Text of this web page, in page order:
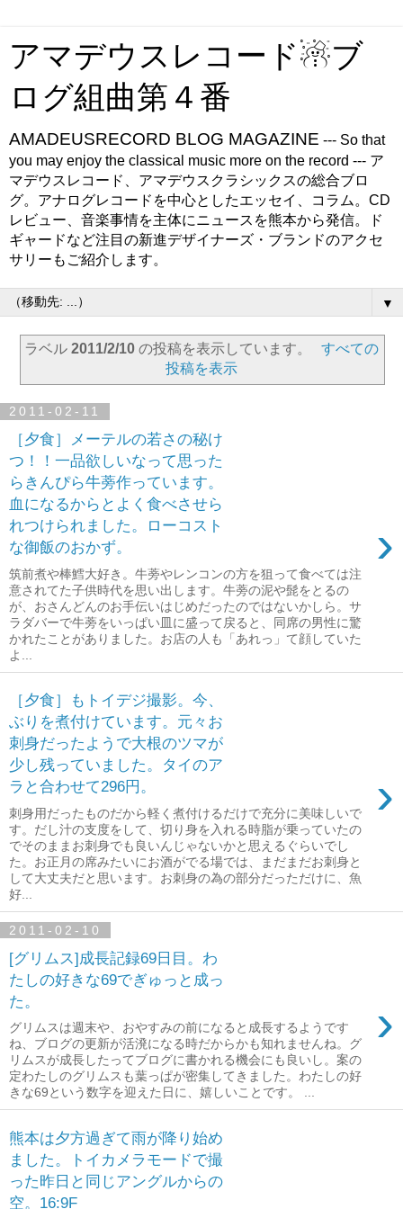
アマデウスレコード☃ブ
ログ組曲第４番
AMADEUSRECORD BLOG MAGAZINE --- So that
you may enjoy the classical music more on the record --- ア
マデウスレコード、アマデウスクラシックスの総合ブロ
グ。アナログレコードを中心としたエッセイ、コラム。CD
レビュー、音楽事情を主体にニュースを熊本から発信。ド
ギャードなど注目の新進デザイナーズ・ブランドのアクセ
サリーもご紹介します。
▼
ラベル2011/2/10 の投稿を表示しています。
すべての
投稿を表示
2011-02-11
［夕食］メーテルの若さの秘け
つ！！一品欲しいなって思った
らきんぴら牛蒡作っています。
血になるからとよく食べさせら
れつけられました。ローコスト
な御飯のおかず。
›
筑前煮や棒鱈大好き。牛蒡やレンコンの方を狙って食べては注
意されてた子供時代を思い出します。牛蒡の泥や髭をとるの
が、おさんどんのお手伝いはじめだったのではないかしら。サ
ラダバーで牛蒡をいっぱい皿に盛って戻ると、同席の男性に驚
かれたことがありました。お店の人も「あれっ」て顔していた
よ...
［夕食］もトイデジ撮影。今、
ぶりを煮付けています。元々お
刺身だったようで大根のツマが
少し残っていました。タイのア
ラと合わせて296円。
›
刺身用だったものだから軽く煮付けるだけで充分に美味しいで
す。だし汁の支度をして、切り身を入れる時脂が乗っていたの
でそのままお刺身でも良いんじゃないかと思えるぐらいでし
た。お正月の席みたいにお酒がでる場では、まだまだお刺身と
して大丈夫だと思います。お刺身の為の部分だっただけに、魚
好...
2011-02-10
[グリムス]成長記録69日目。わ
たしの好きな69でぎゅっと成っ
た。
›
グリムスは週末や、おやすみの前になると成長するようです
ね、ブログの更新が活溌になる時だからかも知れませんね。グ
リムスが成長したってブログに書かれる機会にも良いし。案の
定わたしのグリムスも葉っぱが密集してきました。わたしの好
きな69という数字を迎えた日に、嬉しいことです。 ...
熊本は夕方過ぎて雨が降り始め
ました。トイカメラモードで撮
った昨日と同じアングルからの
空。16:9F